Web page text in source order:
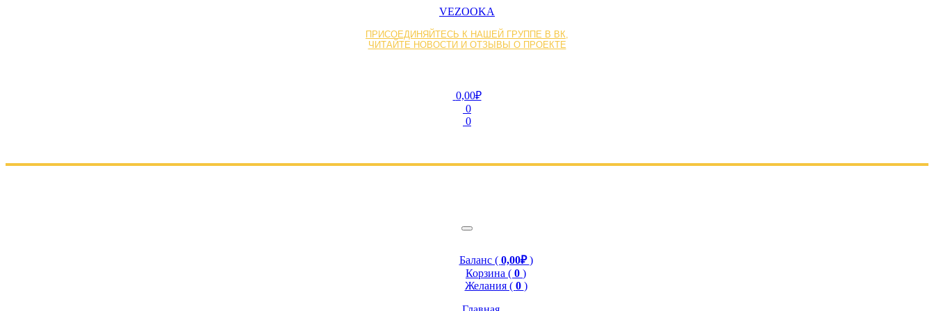
VEZOOKA
ПРИСОЕДИНЯЙТЕСЬ К НАШЕЙ ГРУППЕ В ВК,
ЧИТАЙТЕ НОВОСТИ И ОТЗЫВЫ О ПРОЕКТЕ
0,00₽
0
0
Баланс ( 0,00₽)
Корзина ( 0 )
Желания ( 0 )